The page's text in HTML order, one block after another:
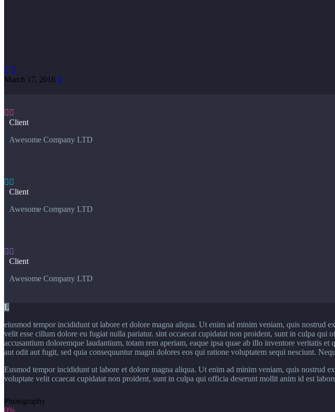
 
March 17, 2016 0
 
Client
Awesome Company LTD
 
Client
Awesome Company LTD
 
Client
Awesome Company LTD
L
eiusmod tempor incididunt ut labore et dolore magna aliqua. Ut enim ad minim veniam, quis
velit esse cillum dolore eu fugiat nulla pariatur. sint occaecat cupidatat non proident, sunt in culpa
accusantium doloremque laudantium, totam rem aperiam, eaque ipsa quae ab illo inventore veritatis
aut odit aut fugit, sed quia consequuntur magni dolores eos qui ratione voluptatem sequi nesciunt.
Eusmod tempor incididunt ut labore et dolore magna aliqua. Ut enim ad minim veniam, quis nostrud
voluptate velit ccaecat cupidatat non proident, sunt in culpa qui officia deserunt mollit anim id est
Photography
0%